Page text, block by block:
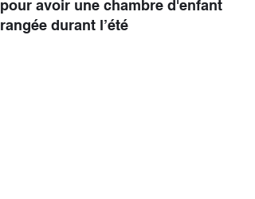
pour avoir une chambre d'enfant
rangée durant l’été